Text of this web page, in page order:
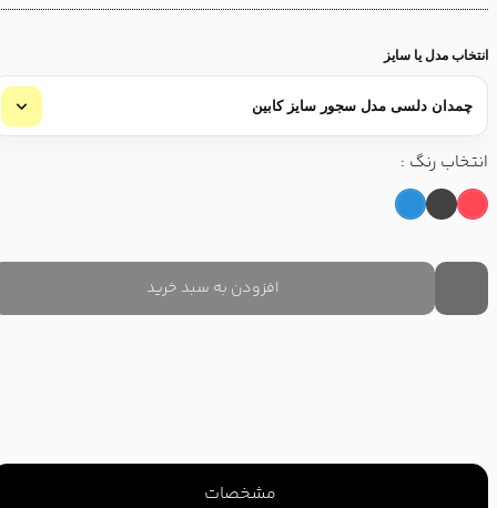
انتخاب مدل یا سایز
انتخاب رنگ :
افزودن به سبد خرید
مشخصات